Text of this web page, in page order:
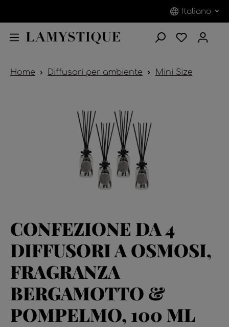
Italiano
Home Diffusori per ambiente Mini Size
CONFEZIONE DA 4
DIFFUSORI A OSMOSI,
FRAGRANZA
BERGAMOTTO &
POMPELMO, 100 ML